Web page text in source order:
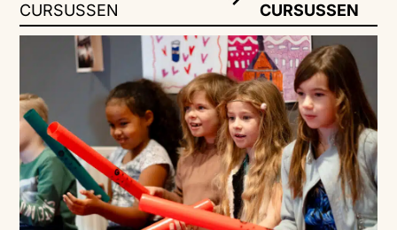
CURSUSSEN
CURSUSSEN